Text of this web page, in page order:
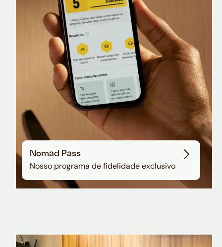
Sala VIP no Aeroporto de Guarulhos
Nomad Pass
Nosso programa de fidelidade exclusivo